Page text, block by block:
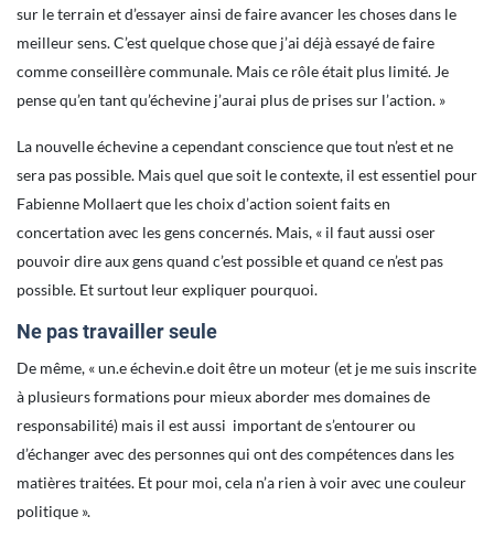
sur le terrain et d’essayer ainsi de faire avancer les choses dans le
meilleur sens. C’est quelque chose que j’ai déjà essayé de faire
comme conseillère communale. Mais ce rôle était plus limité. Je
pense qu’en tant qu’échevine j’aurai plus de prises sur l’action. »
La nouvelle échevine a cependant conscience que tout n’est et ne
sera pas possible. Mais quel que soit le contexte, il est essentiel pour
Fabienne Mollaert que les choix d’action soient faits en
concertation avec les gens concernés. Mais, « il faut aussi oser
pouvoir dire aux gens quand c’est possible et quand ce n’est pas
possible. Et surtout leur expliquer pourquoi.
Ne pas travailler seule
De même, « un.e échevin.e doit être un moteur (et je me suis inscrite
à plusieurs formations pour mieux aborder mes domaines de
responsabilité) mais il est aussi important de s’entourer ou
d’échanger avec des personnes qui ont des compétences dans les
matières traitées. Et pour moi, cela n’a rien à voir avec une couleur
politique ».